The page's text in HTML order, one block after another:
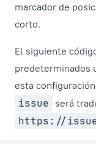
marcador de
corto.
El siguiente
predeterminados
esta
issue será
https://